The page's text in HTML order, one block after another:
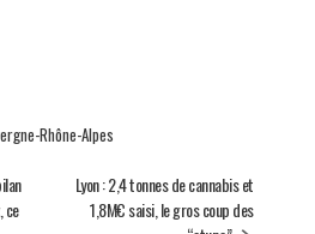
Rhône-Alpes
ce
Lyon : 2,4 tonnes de cannabis et
1,8M€ saisi, le gros coup des